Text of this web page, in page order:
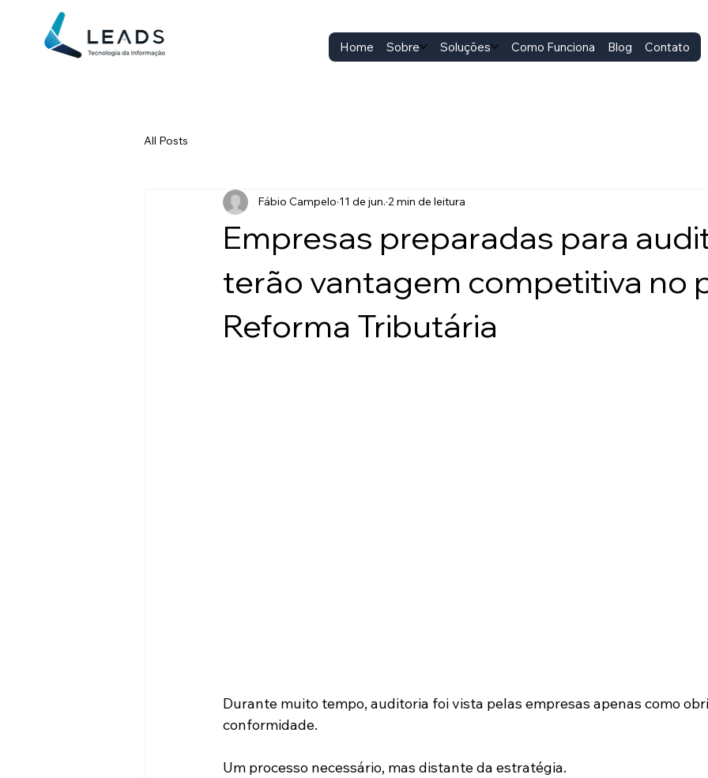
Home Sobre Soluções Como Funciona Blog Contato
All Posts
Empresas preparadas para
terão vantagem competitiva no
Reforma Tributária
Fábio Campelo 11 de jun. 2 min de leitura
Durante muito tempo, auditoria foi vista pelas empresas apenas como
conformidade.
Um processo necessário, mas distante da estratégia.